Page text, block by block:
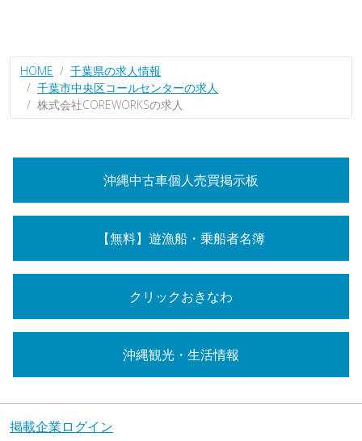
HOME
千葉県の求人情報
千葉市中央区コールセンターの求人
株式会社COREWORKSの求人
沖縄中古車個人売買掲示板
【無料】遊漁船・乗船者名簿
クリックおきなわ
沖縄観光・生活情報
掲載企業ログイン